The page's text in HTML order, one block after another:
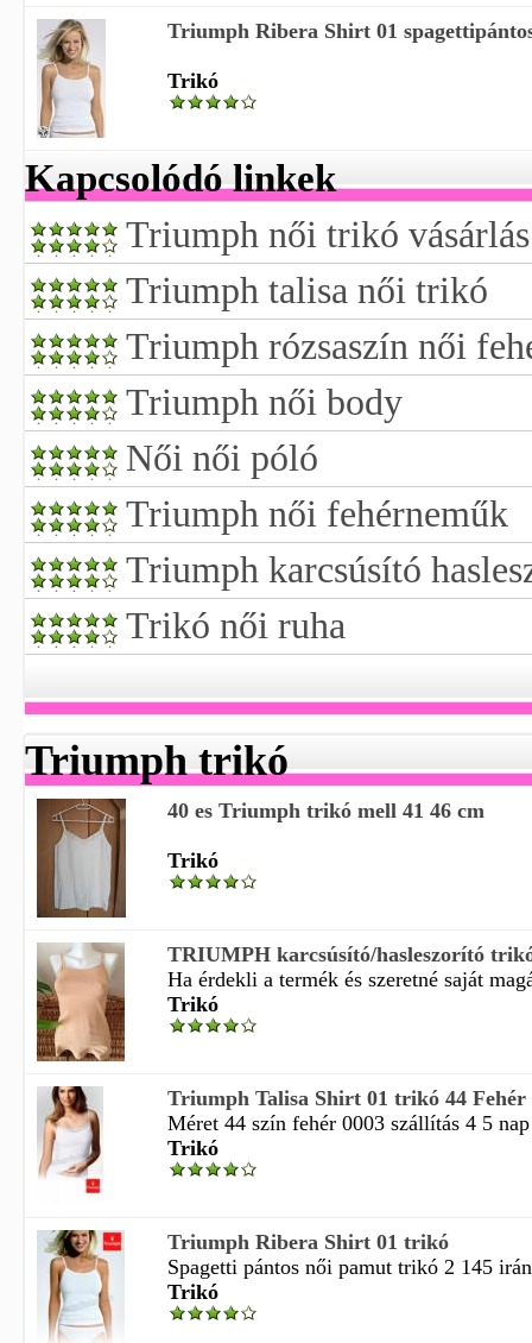
Triumph Ribera Shirt 01
Trikó
Kapcsolódó linkek
Triumph női trikó
Triumph talisa női trikó
Triumph rózsaszín női
Triumph női body
Női női póló
Triumph női fehérneműk
Triumph karcsúsító
Trikó női ruha
Triumph trikó
40 es Triumph trikó mell 41 46 cm
Trikó
TRIUMPH karcsúsító/hasleszorító
Ha érdekli a termék és szeretné saját
Trikó
Triumph Talisa Shirt 01 trikó 44 Fehér
Méret 44 szín fehér 0003 szállítás 4 5
Trikó
Triumph Ribera Shirt 01 trikó
Spagetti pántos női pamut trikó 2 145
Trikó